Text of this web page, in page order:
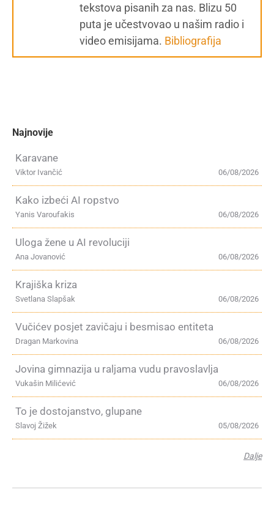
tekstova pisanih za nas. Blizu 50
puta je učestvovao u našim radio i
video emisijama. Bibliografija
Najnovije
Karavane
06/08/2026
Viktor Ivančić
Kako izbeći AI ropstvo
06/08/2026
Yanis Varoufakis
Uloga žene u AI revoluciji
06/08/2026
Ana Jovanović
Krajiška kriza
06/08/2026
Svetlana Slapšak
Vučićev posjet zavičaju i besmisao entiteta
06/08/2026
Dragan Markovina
Jovina gimnazija u raljama vudu pravoslavlja
06/08/2026
Vukašin Milićević
To je dostojanstvo, glupane
05/08/2026
Slavoj Žižek
Dalje